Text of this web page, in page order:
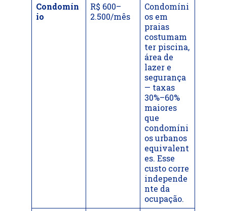
Condomín
io
R$ 600–
2.500/mês
Condomíni
os em
praias
costumam
ter piscina,
área de
lazer e
segurança
— taxas
30%–60%
maiores
que
condomíni
os urbanos
equivalent
es. Esse
custo corre
independe
nte da
ocupação.